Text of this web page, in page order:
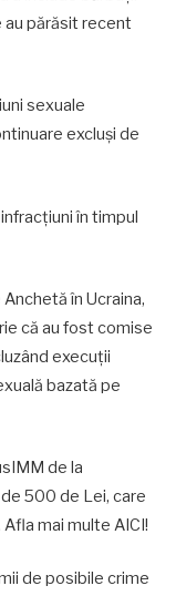
părăsit recent
sexuale
excluşi de
în timpul
în Ucraina,
că au fost comise
execuţii
bazată pe
de la
500 de Lei, care
mai multe AICI!
de posibile crime